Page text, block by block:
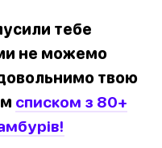
тебе
не можемо
твою
списком з 80+